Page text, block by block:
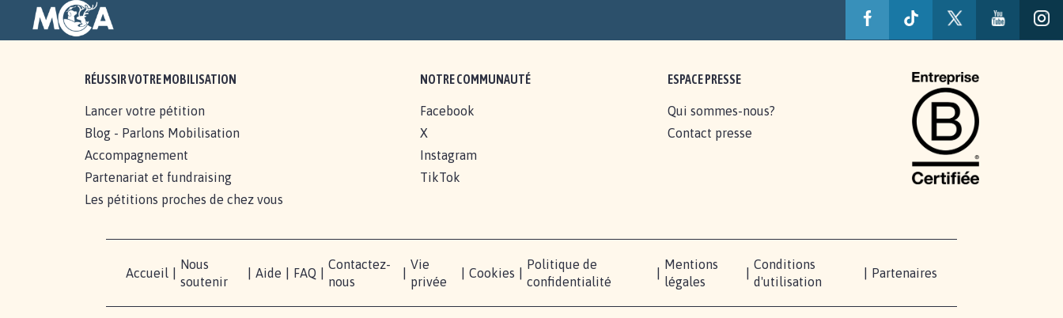
RÉUSSIR VOTRE MOBILISATION
Lancer votre pétition
Blog - Parlons Mobilisation
Accompagnement
Partenariat et fundraising
Les pétitions proches de chez vous
NOTRE COMMUNAUTÉ
Facebook
X
Instagram
TikTok
ESPACE PRESSE
Qui sommes-nous?
Contact presse
Accueil
Nous
soutenir
Aide FAQ
Contactez-
nous
Vie
privée
Cookies
Politique de
confidentialité
Mentions
légales
Conditions
d'utilisation
Partenaires